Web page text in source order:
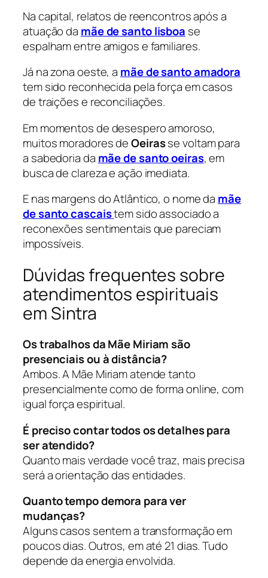
Na capital, relatos de reencontros após a
atuação da mãe de santo lisboa se
espalham entre amigos e familiares.
Já na zona oeste, a mãe de santo amadora
tem sido reconhecida pela força em casos
de traições e reconciliações.
Em momentos de desespero amoroso,
muitos moradores deOeirasse voltam para
a sabedoria da mãe de santo oeiras, em
busca de clareza e ação imediata.
E nas margens do Atlântico, o nome da mãe
de santo cascaistem sido associado a
reconexões sentimentais que pareciam
impossíveis.
Dúvidas frequentes sobre
atendimentos espirituais
em Sintra
Os trabalhos da Mãe Miriam são
presenciais ou à distância?
Ambos. A Mãe Miriam atende tanto
presencialmente como de forma online, com
igual força espiritual.
É preciso contar todos os detalhes para
ser atendido?
Quanto mais verdade você traz, mais precisa
será a orientação das entidades.
Quanto tempo demora para ver
mudanças?
Alguns casos sentem a transformação em
poucos dias. Outros, em até 21 dias. Tudo
depende da energia envolvida.